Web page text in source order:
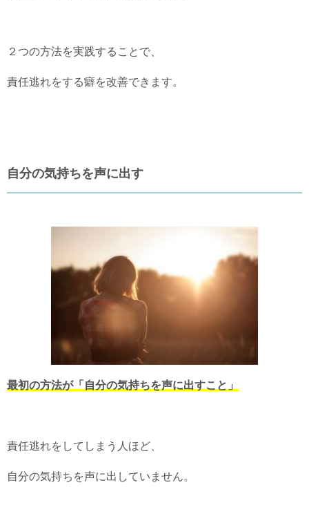
２つの方法を実践することで、
責任逃れをする癖を改善できます。
自分の気持ちを声に出す
最初の方法が「自分の気持ちを声に出すこと」
責任逃れをしてしまう人ほど、
自分の気持ちを声に出していません。